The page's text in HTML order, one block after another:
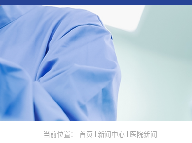
当前位置： 首页 新闻中心 医院新闻